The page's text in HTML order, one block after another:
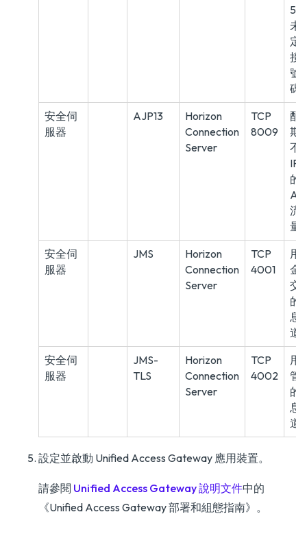
50
未
定
接
號
碼
安全伺
服器
AJP13
Horizon
Connection
Server
TCP
8009
配
期
不
的
流
量
安全伺
服器
JMS
Horizon
Connection
Server
TCP
4001
用
金
交
的
息
道
安全伺
服器
JMS-
TLS
Horizon
Connection
Server
TCP
4002
用
管
的
息
道
設定並啟動 Unified Access Gateway 應用裝置。
請參閱 Unified Access Gateway 說明文件中的
《Unified Access Gateway 部署和組態指南》 。